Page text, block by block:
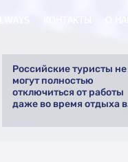
Российские туристы не
могут полностью
отключиться от работы
даже во время отдыха в